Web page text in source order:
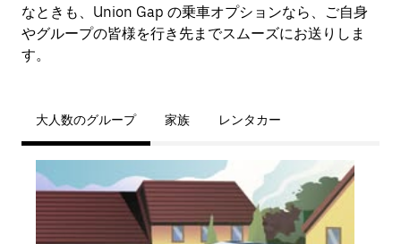
なときも、Union Gap の乗車オプションなら、ご自身
やグループの皆様を行き先までスムーズにお送りしま
す。
大人数のグループ 家族 レンタカー